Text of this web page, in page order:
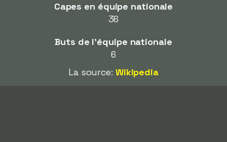
Capes en équipe nationale
36
Buts de l'équipe nationale
6
La source: Wikipedia